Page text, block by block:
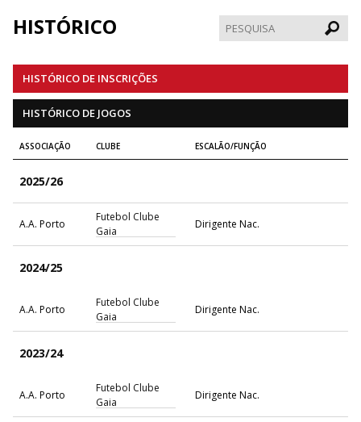
HISTÓRICO
HISTÓRICO DE INSCRIÇÕES
HISTÓRICO DE JOGOS
ASSOCIAÇÃO CLUBE ESCALÃO/FUNÇÃO
2025/26
A.A. Porto
Futebol Clube
Gaia
Dirigente Nac.
2024/25
A.A. Porto
Futebol Clube
Gaia
Dirigente Nac.
2023/24
A.A. Porto
Futebol Clube
Gaia
Dirigente Nac.